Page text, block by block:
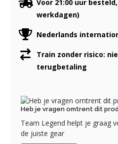
Voor 21:00 uur
werkdagen)
Nederlands
Train zonder risico:
terugbetaling
Heb je vragen omtrent dit
Team Legend helpt je graag
de juiste gear